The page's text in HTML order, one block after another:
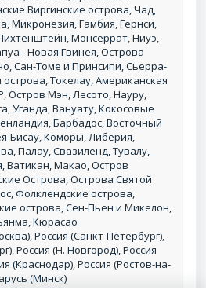
Виргинские острова, Чад,
Микронезия, Гамбия, Гернси,
Монсеррат, Ниуэ,
- Новая Гвинея, Острова
Сан-Томе и Принсипи, Сьерра-
Токелау, Американская
Остров Мэн, Лесото, Науру,
Уганда, Вануату, Кокосовые
Барбадос, Восточный
Бисау, Коморы, Либерия,
Палау, Свазиленд, Тувалу,
Ватикан, Макао, Остров
Острова, Острова Святой
Фолклендские острова,
острова, Сен-Пьен и Микелон,
Кюрасао
Россия (Санкт-Петербург),
Россия (Н. Новгород), Россия
(Краснодар), Россия (Ростов-на-
(Минск)